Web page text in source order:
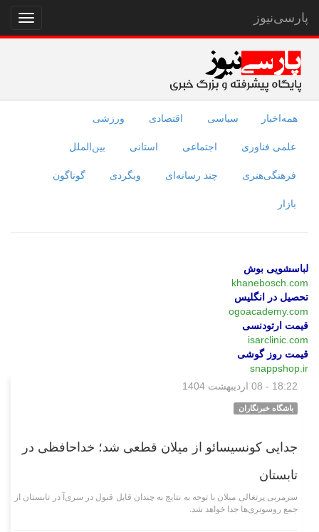
نمایش
منو
پارسی‌نیوز
همه‌اخبار سیاسی اقتصادی ورزشی
علمی فناوری اجتماعی استانی بین‌الملل
فرهنگی‌هنری چند رسانه‌ای وبگردی گوناگون
بازار
لباسشویی بوش
khanebosch.com
تحصیل در انگلیس
ogoacademy.com
قیمت ارتودنسی
isarclinic.com
قیمت روز گوشی
snappshop.ir
18:22 - 08 اردیبهشت 1404
باشگاه خبرنگاران
جدایی کونسیسائو از میلان قطعی شد؛ خداحافظی در
تابستان
سرمربی پرتغالی میلان با توجه به نتایج نه چندان قابل قبول در سری‌آ در تابستان از
جمع روسونری‌ها جدا خواهد شد.